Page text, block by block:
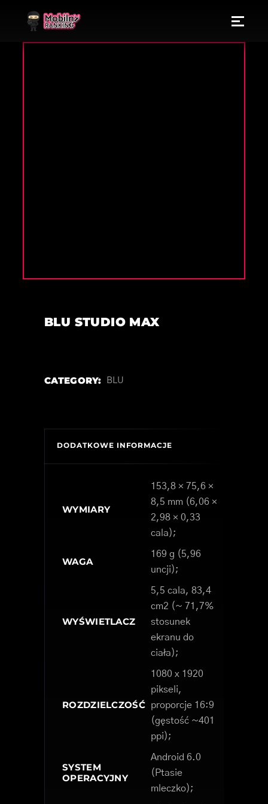
BLU STUDIO MAX
CATEGORY: BLU
DODATKOWE INFORMACJE
WYMIARY
153,8 × 75,6 ×
8,5 mm (6,06 ×
2,98 × 0,33
cala);
WAGA
169 g (5,96
uncji);
WYŚWIETLACZ
5,5 cala, 83,4
cm2 (~ 71,7%
stosunek
ekranu do
ciała);
ROZDZIELCZOŚĆ
1080 x 1920
pikseli,
proporcje 16:9
(gęstość ~401
ppi);
SYSTEM
OPERACYJNY
Android 6.0
(Ptasie
mleczko);